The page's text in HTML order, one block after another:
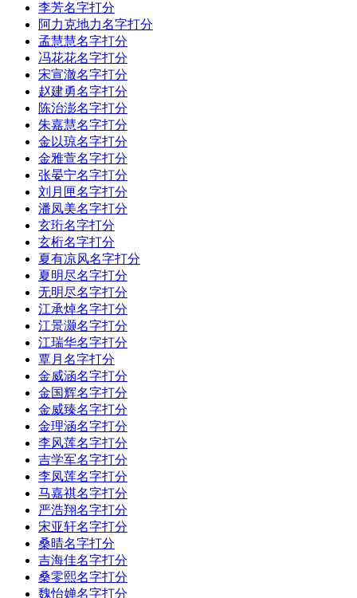
李芳名字打分
阿力克地力名字打分
孟慧慧名字打分
冯花花名字打分
宋宣澈名字打分
赵建勇名字打分
陈治澎名字打分
朱嘉慧名字打分
金以琼名字打分
金雅萱名字打分
张晏宁名字打分
刘月匣名字打分
潘凤美名字打分
玄珩名字打分
玄桁名字打分
夏有凉风名字打分
夏明尽名字打分
无明尽名字打分
江承焯名字打分
江景灏名字打分
江瑞华名字打分
覃月名字打分
金威涵名字打分
金国辉名字打分
金威臻名字打分
金理涵名字打分
李风莲名字打分
吉学军名字打分
李凤莲名字打分
马嘉祺名字打分
严浩翔名字打分
宋亚轩名字打分
桑晴名字打分
吉海佳名字打分
桑零熙名字打分
魏怡婵名字打分